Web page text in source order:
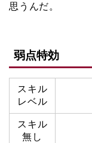
思うんだ。
弱点特効
スキル
レベル
スキル
無し